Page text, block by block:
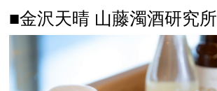
■金沢天晴 山藤濁酒研究所